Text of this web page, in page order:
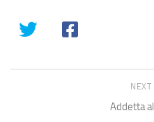
NEXT
Addetta